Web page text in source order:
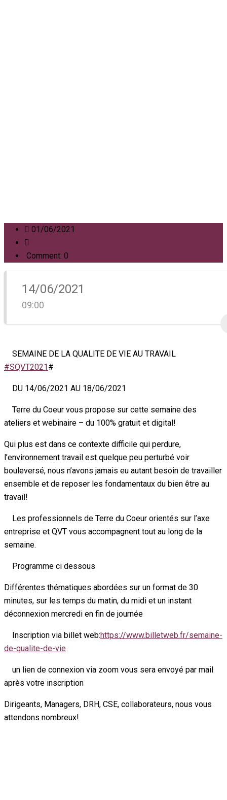
01/06/2021
Comment: 0
14/06/2021
09:00
SEMAINE DE LA QUALITE DE VIE AU TRAVAIL
#SQVT2021 #
DU 14/06/2021 AU 18/06/2021
Terre du Coeur vous propose sur cette semaine des
ateliers et webinaire – du 100% gratuit et digital!
Qui plus est dans ce contexte difficile qui perdure,
l’environnement travail est quelque peu perturbé voir
bouleversé, nous n’avons jamais eu autant besoin de travailler
ensemble et de reposer les fondamentaux du bien être au
travail!
Les professionnels de Terre du Coeur orientés sur l’axe
entreprise et QVT vous accompagnent tout au long de la
semaine.
Programme ci dessous
Différentes thématiques abordées sur un format de 30
minutes, sur les temps du matin, du midi et un instant
déconnexion mercredi en fin de journée
Inscription via billet web:https://www.billetweb.fr/semaine-
de-qualite-de-vie
un lien de connexion via zoom vous sera envoyé par mail
après votre inscription
Dirigeants, Managers, DRH, CSE, collaborateurs, nous vous
attendons nombreux!